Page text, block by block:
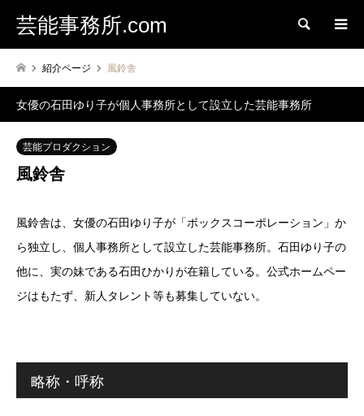
芸能事務所.com 検索
紹介ページ 風鈴舎
女優の石田ゆり子が個人事務所として設立した芸能事務所
芸能プロダクション
風鈴舎
風鈴舎は、女優の石田ゆり子が「ボックスコーポレーション」か
ら独立し、個人事務所として設立した芸能事務所。石田ゆり子の
他に、実の妹である石田ひかりが在籍している。公式ホームペー
ジはもたず、新人タレント等も募集していない。
略称・呼称